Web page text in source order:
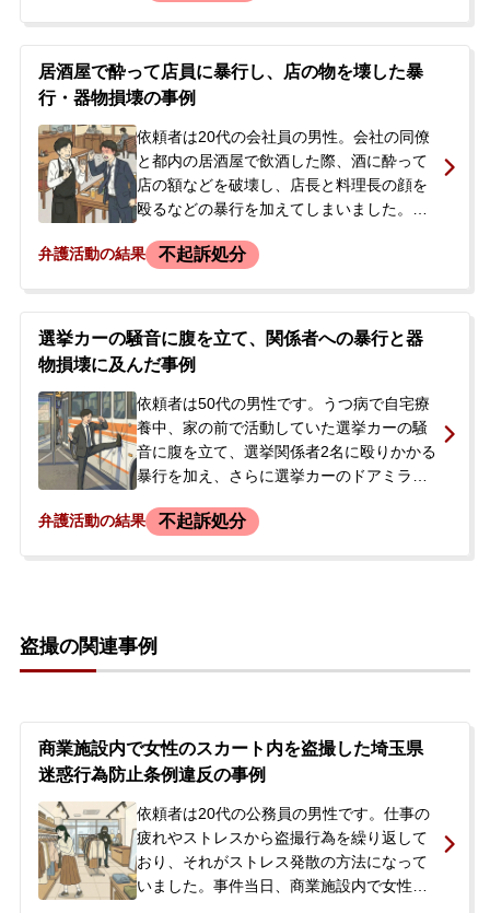
ました。息子と連絡が取れなくなったご両
親が警察に捜索願を提出したところ、逮捕
の事実を知らされました。遠方にお住まい
でしたが、父親が急遽上京し、息子に前科
が付かないように早期の対応を強く希望さ
れ、当事務所に相談に来られました。
居酒屋で酔って店員に暴行し、店の物を壊した暴
行・器物損壊の事例
依頼者は20代の会社員の男性。会社の同僚
と都内の居酒屋で飲酒した際、酒に酔って
店の額などを破壊し、店長と料理長の顔を
殴るなどの暴行を加えてしまいました。事
く酔っていたためその日は帰宅を許されま
た。依頼者本人は酔っていて当時の記憶が
曖昧でしたが、店側と示談し、不起訴処分
を獲得したいとの思いで相談に来られまし
た。
弁護活動の結果 不起訴処分
選挙カーの騒音に腹を立て、関係者への暴行と器
物損壊に及んだ事例
依頼者は50代の男性です。うつ病で自宅療
養中、家の前で活動していた選挙カーの騒
音に腹を立て、選挙関係者2名に殴りかかる
暴行を加え、さらに選挙カーのドアミラー
夜、依頼者は器物損壊と暴行の容疑で警察
解放と事件解決を強く希望されていまし
た。
弁護活動の結果 不起訴処分
盗撮の関連事例
商業施設内で女性のスカート内を盗撮した埼玉県
迷惑行為防止条例違反の事例
依頼者は20代の公務員の男性です。仕事の
疲れやストレスから盗撮行為を繰り返して
おり、それがストレス発散の方法になって
いました。事件当日、商業施設内で女性の